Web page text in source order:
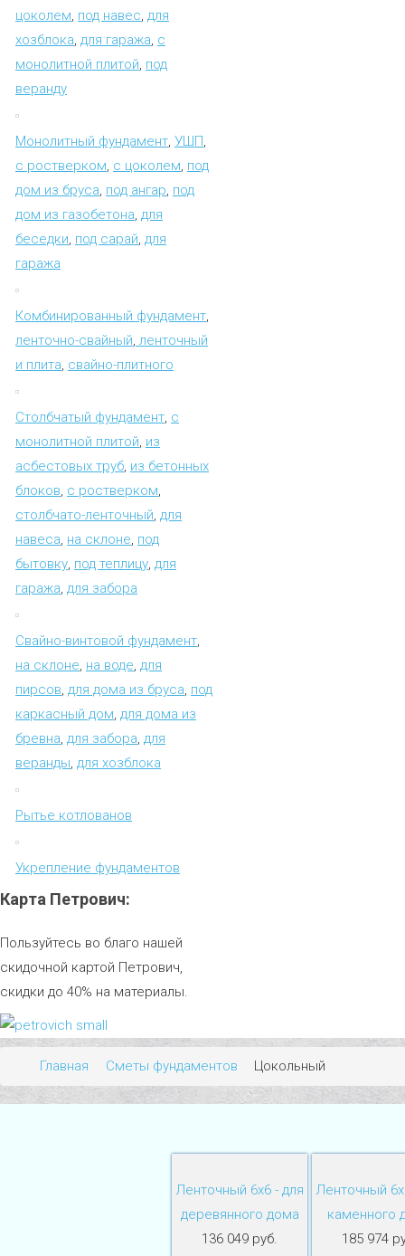
цоколем, под навес, для
хозблока, для гаража, с
монолитной плитой, под
веранду
Монолитный фундамент, УШП,
с ростверком, с цоколем, под
дом из бруса, под ангар, под
дом из газобетона, для
беседки, под сарай, для
гаража
Комбинированный фундамент,
ленточно-свайный, ленточный
и плита, свайно-плитного
Столбчатый фундамент, с
монолитной плитой, из
асбестовых труб, из бетонных
блоков, с ростверком,
столбчато-ленточный, для
навеса, на склоне, под
бытовку, под теплицу, для
гаража, для забора
Свайно-винтовой фундамент,
на склоне, на воде, для
пирсов, для дома из бруса, под
каркасный дом, для дома из
бревна, для забора, для
веранды, для хозблока
Рытье котлованов
Укрепление фундаментов
Карта Петрович:
Пользуйтесь во благо нашей
скидочной картой Петрович,
скидки до 40% на материалы.
Главная Сметы фундаментов Цокольный
Ленточный 6х6 - для
деревянного дома
136 049 руб.
Ленточный
каменного
185 974